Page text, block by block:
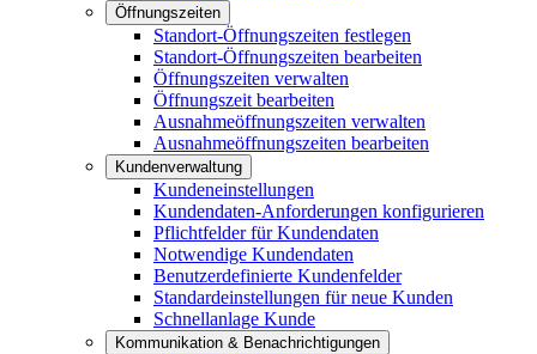
Öffnungszeiten
Standort-Öffnungszeiten festlegen
Standort-Öffnungszeiten bearbeiten
Öffnungszeiten verwalten
Öffnungszeit bearbeiten
Ausnahmeöffnungszeiten verwalten
Ausnahmeöffnungszeiten bearbeiten
Kundenverwaltung
Kundeneinstellungen
Kundendaten-Anforderungen konfigurieren
Pflichtfelder für Kundendaten
Notwendige Kundendaten
Benutzerdefinierte Kundenfelder
Standardeinstellungen für neue Kunden
Schnellanlage Kunde
Kommunikation & Benachrichtigungen